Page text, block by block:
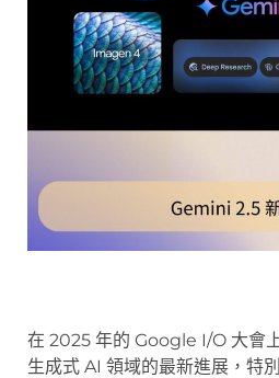
在 2025 年的 Google I/O 大會
生成式 AI 領域的最新進展，特